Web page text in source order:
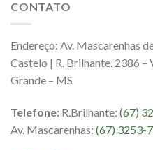
CONTATO
Endereço: Av. Mascarenhas
Castelo | R. Brilhante, 2386 –
Grande – MS
Telefone: R.Brilhante: (67)
Av. Mascarenhas: (67) 3253-